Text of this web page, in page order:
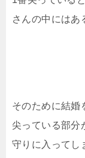
さんの中にはあ
そのために結婚
尖っている部分
守りに入ってし